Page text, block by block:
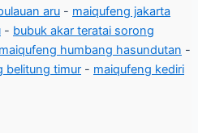
aru - maiqufeng jakarta
- bubuk akar teratai sorong
maiqufeng humbang hasundutan -
belitung timur - maiqufeng kediri